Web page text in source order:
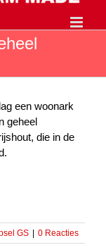
een woonark
geheel
die in de
GS 0 Reacties